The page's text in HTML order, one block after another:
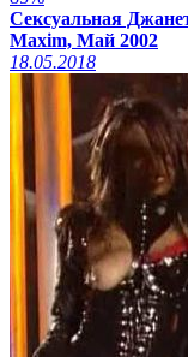
Сексуальная
Maxim, Май 2002
18.05.2018